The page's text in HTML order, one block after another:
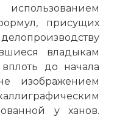
присущих
владыкам
до начала
изображением
у ханов.